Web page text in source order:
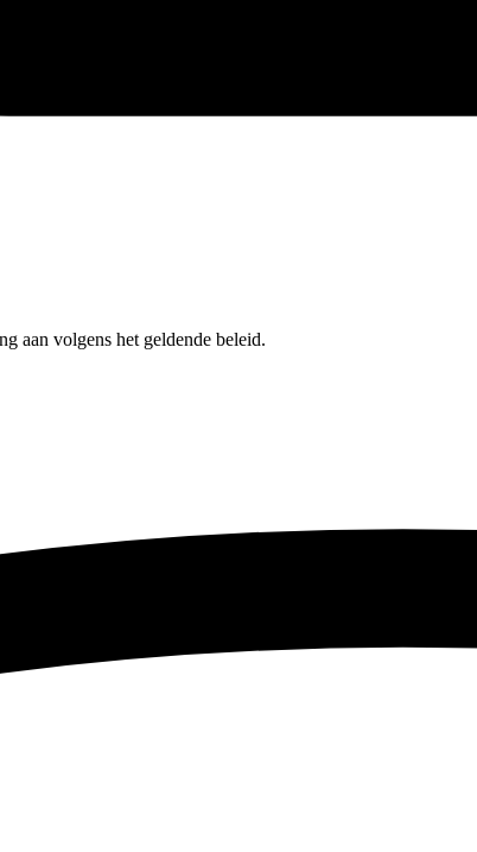
aan volgens het geldende beleid.